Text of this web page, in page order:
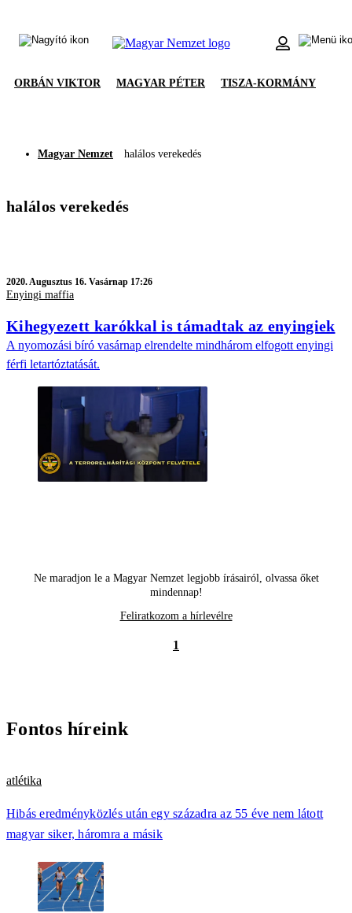
ORBÁN VIKTOR MAGYAR PÉTER TISZA-KORMÁNY
Magyar Nemzet halálos verekedés
halálos verekedés
2020.Augusztus 16. Vasárnap 17:26
Enyingi maffia
Kihegyezett karókkal is támadtak az enyingiek
A nyomozási bíró vasárnap elrendelte mindhárom elfogott enyingi
férfi letartóztatását.
Ne maradjon le a Magyar Nemzet legjobb írásairól, olvassa őket
mindennap!
Feliratkozom a hírlevélre
1
Fontos híreink
atlétika
Hibás eredményközlés után egy századra az 55 éve nem látott
magyar siker, háromra a másik